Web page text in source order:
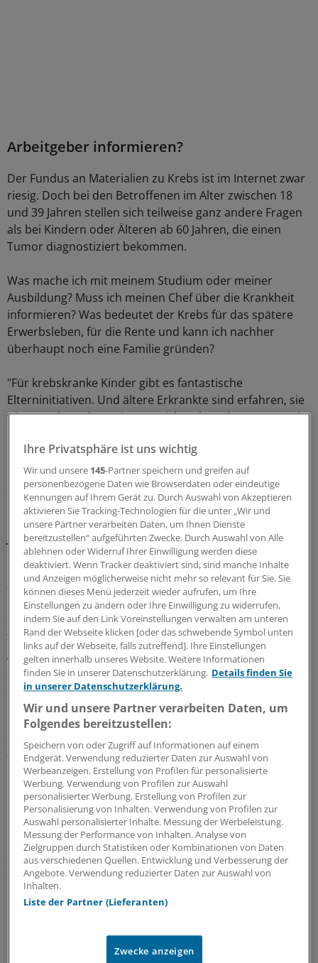
Arbeitgeber informieren?
Der Fundus an Materialien zu Krebs ist im Internet zwar
riesig. Doch bei den Betroffenen im Alter zwischen 18
und 39 Jahren stellen sich teilweise ganz andere Fragen
als bei Kindern oder Älteren ab 60 Jahren, die einen
Tumor diagnostiziert bekommen.
Was mache ich mit meinem Studium oder meiner
Ausbildung? Muss ich meinen Chef über die Krankheit
informieren? Was bedeutet der Krebs für das spätere
Erwerbsleben, für die Rente und kann ich nachher
überhaupt noch eine Familie gründen?
"Für krebskranke Kinder gibt es fantastische
Elterninitiativen. Und ältere Erkrankte sind erfahren, sie
wissen schon eher, wie man sich wehren kann, wenn ein
bis 39-Jährigen stand dagegen bisher im Schatten der
Hilfsangebote", sagt Frauke Frodl von der "Deutschen
Stiftung für junge Erwachsene mit Krebs", die das Portal
betreibt.
Junge Menschen nicht alleine lassen
Um die jungen Krebskranken nach der Diagnose nicht
allein zu lassen und ihnen geeignete Informationen für
ihre Lebenssituation anzubieten, initiierten Ärzte die
Stiftung, die Ende 2014 von der Deutschen Gesellschaft
für Hämatologie und Medizinische Onkologie (DGHO)
gegründet wurde. Schon ein Jahr später, im November
2015, ging als erstes Projekt das "Junge Krebsportal"
online.
Dort haben Betroffene die Möglichkeit, mit
ehrenamtlichen Experten schnell in Kontakt zu kommen
– sei es über einen Online-Chat, telefonisch oder bei
Bedarf auch in einem persönlichen Gespräch. "Wir
haben mit sozialrechtlichen Fragen angefangen.
Inzwischen beraten wir auch zu Veränderungen im
Hormonhaushalt und zu Immundefekten", sagt
Professor Mathias Freund, Kuratoriumsvorsitzender der
Stiftung. Weitere Themenbereiche sind in Arbeit: So soll
das Portal in Zukunft auch Informationen zu
kardiologischen Folgeerkrankungen oder zur Fatigue
bieten.
Die Mitglieder der DGHO-Arbeitsgruppe "Onkologische
Ihre Privatsphäre ist uns wichtig
Wir und unsere 145-Partner speichern und greifen auf
personenbezogene Daten wie Browserdaten oder eindeutige
Kennungen auf Ihrem Gerät zu. Durch Auswahl von Akzeptieren
aktivieren Sie Tracking-Technologien für die unter „Wir und
unsere Partner verarbeiten Daten, um Ihnen Dienste
bereitzustellen“ aufgeführten Zwecke. Durch Auswahl von Alle
ablehnen oder Widerruf Ihrer Einwilligung werden diese
deaktiviert. Wenn Tracker deaktiviert sind, sind manche Inhalte
und Anzeigen möglicherweise nicht mehr so relevant für Sie. Sie
können dieses Menü jederzeit wieder aufrufen, um Ihre
Einstellungen zu ändern oder Ihre Einwilligung zu widerrufen,
indem Sie auf den Link Voreinstellungen verwalten am unteren
Rand der Webseite klicken [oder das schwebende Symbol unten
links auf der Webseite, falls zutreffend]. Ihre Einstellungen
gelten innerhalb unseres Website. Weitere Informationen
finden Sie in unserer Datenschutzerklärung. Details finden Sie
in unserer Datenschutzerklärung.
Wir und unsere Partner verarbeiten Daten, um
Folgendes bereitzustellen:
Speichern von oder Zugriff auf Informationen auf einem
Endgerät. Verwendung reduzierter Daten zur Auswahl von
Werbeanzeigen. Erstellung von Profilen für personalisierte
Werbung. Verwendung von Profilen zur Auswahl
personalisierter Werbung. Erstellung von Profilen zur
Personalisierung von Inhalten. Verwendung von Profilen zur
Auswahl personalisierter Inhalte. Messung der Werbeleistung.
Messung der Performance von Inhalten. Analyse von
Zielgruppen durch Statistiken oder Kombinationen von Daten
aus verschiedenen Quellen. Entwicklung und Verbesserung der
Angebote. Verwendung reduzierter Daten zur Auswahl von
Inhalten.
Liste der Partner (Lieferanten)
Zwecke anzeigen